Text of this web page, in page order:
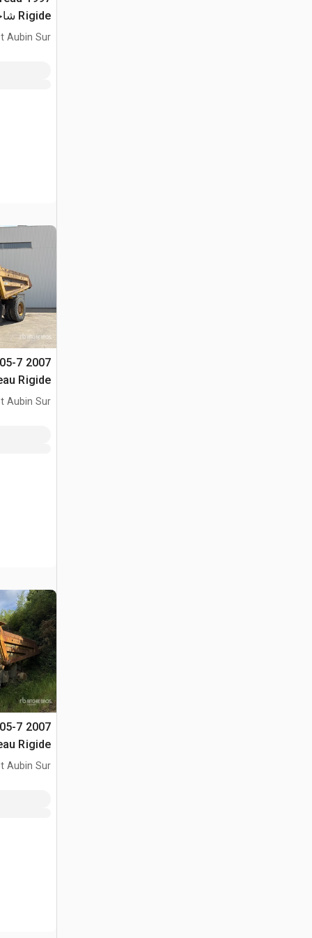
Rigide شاحنة صخور
Aubin Sur
7
صخور
Aubin Sur
7
صخور
Aubin Sur